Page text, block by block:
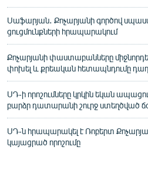
Սաֆարյան․ Քոչարյանի գործով
ցուցմունքների հրապարակում
Քոչարյանի փաստաբանները
փոխել և քրեական հետապնդումը
ՍԴ-ի որոշումները կրկին եկան
բարձր դատարանի շուրջ ստեղծված
ՍԴ-ն հրապարակել է Ռոբերտ
կայացրած որոշումը